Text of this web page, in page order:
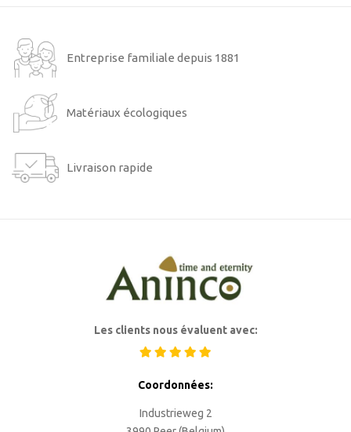
Entreprise familiale depuis 1881
Matériaux écologiques
Livraison rapide
Les clients nous évaluent avec:
Coordonnées:
Industrieweg 2